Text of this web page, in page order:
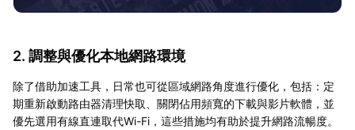
2. 調整與優化本地網路環境
除了借助加速工具，日常也可從區域網路角度進行優化，包括：定
期重新啟動路由器清理快取、關閉佔用頻寬的下載與影片軟體，並
優先選用有線直連取代Wi-Fi，這些措施均有助於提升網路流暢度。